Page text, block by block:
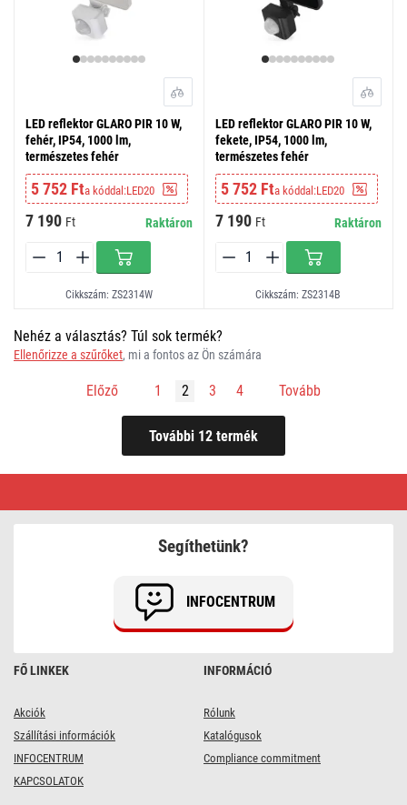
LED reflektor GLARO PIR 10 W,
fehér, IP54, 1000 lm,
természetes fehér
5 752 Fta kóddal:LED20
7 190 Ft Raktáron
Cikkszám: ZS2314W
LED reflektor GLARO PIR 10 W,
fekete, IP54, 1000 lm,
természetes fehér
5 752 Fta kóddal:LED20
7 190 Ft Raktáron
Cikkszám: ZS2314B
Nehéz a választás? Túl sok termék?
Ellenőrizze a szűrőket, mi a fontos az Ön számára
Előző 1 2 3 4 Tovább
érzékelővel
FŐ LINKEK
Akciók
Szállítási információk
INFOCENTRUM
KAPCSOLATOK
INFORMÁCIÓ
Rólunk
Katalógusok
Compliance commitment
Segíthetünk?
INFOCENTRUM